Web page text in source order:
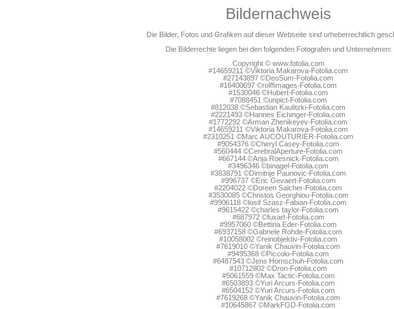
Bildernachweis
Die Bilder, Fotos und Grafiken auf dieser Webseite sind urheberrechtlich
Die Bilderrechte liegen bei den folgenden Fotografen und Unternehmen:
Copyright © www.fotolia.com
#14659211 ©Viktoria Makarova-Fotolia.com
#27143897 ©DeoSum-Fotolia.com
#16400697 ©rolffimages-Fotolia.com
#1530046 ©Hubert-Fotolia.com
#7088451 ©unpict-Fotolia.com
#812038 ©Sebastian Kaulitzki-Fotolia.com
#2221493 ©Hannes Eichinger-Fotolia.com
#1772292 ©Arman Zhenikeyev-Fotolia.com
#14659211 ©Viktoria Makarova-Fotolia.com
#2310251 ©Marc AUCOUTURIER-Fotolia.com
#9054376 ©Cheryl Casey-Fotolia.com
#560444 ©CerebralAperture-Fotolia.com
#667144 ©Anja Roesnick-Fotolia.com
#3496346 ©binagel-Fotolia.com
#3838791 ©Dimitrije Paunovic-Fotolia.com
#996737 ©Eric Gevaert-Fotolia.com
#2204022 ©Doreen Salcher-Fotolia.com
#3530085 ©Christos Georghiou-Fotolia.com
#9906118 ©losif Szasz-Fabian-Fotolia.com
#9615422 ©charles taylor-Fotolia.com
#687972 ©fuxart-Fotolia.com
#9957060 ©Bettina Eder-Fotolia.com
#6937158 ©Gabriele Rohde-Fotolia.com
#10058002 ©reinobjektiv-Fotolia.com
#7619010 ©Yanik Chauvin-Fotolia.com
#9495368 ©Piccolo-Fotolia.com
#6487543 ©Jens Hornschuh-Fotolia.com
#10712802 ©Dron-Fotolia.com
#5061559 ©Max Tactic-Fotolia.com
#6503893 ©Yuri Arcurs-Fotolia.com
#6504152 ©Yuri Arcurs-Fotolia.com
#7619268 ©Yanik Chauvin-Fotolia.com
#10645867 ©MarkFGD-Fotolia.com